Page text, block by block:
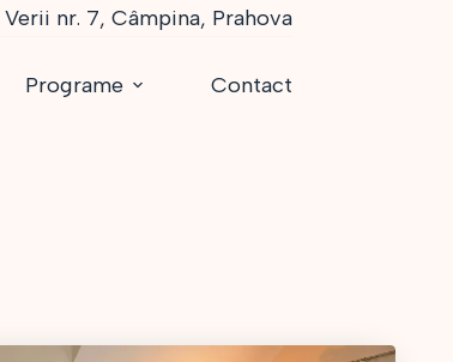
Verii nr. 7, Câmpina, Prahova
Programe Contact